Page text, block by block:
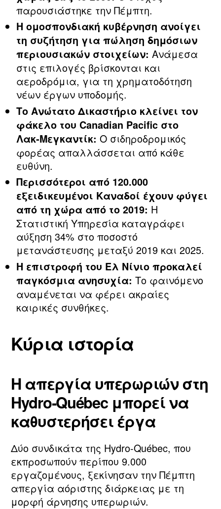
παρουσιάστηκε την Πέμπτη.
Η ομοσπονδιακή κυβέρνηση ανοίγει
τη συζήτηση για πώληση δημόσιων
περιουσιακών στοιχείων: Ανάμεσα
στις επιλογές βρίσκονται και
αεροδρόμια, για τη χρηματοδότηση
νέων έργων υποδομής.
Το Ανώτατο Δικαστήριο κλείνει τον
φάκελο του Canadian Pacific στο
Λακ‑Μεγκαντίκ: Ο σιδηροδρομικός
φορέας απαλλάσσεται από κάθε
ευθύνη.
Περισσότεροι από 120.000
εξειδικευμένοι Καναδοί έχουν φύγει
από τη χώρα από το 2019: Η
Στατιστική Υπηρεσία καταγράφει
αύξηση 34% στο ποσοστό
μετανάστευσης μεταξύ 2019 και 2025.
Η επιστροφή του Ελ Νίνιο προκαλεί
παγκόσμια ανησυχία: Το φαινόμενο
αναμένεται να φέρει ακραίες
καιρικές συνθήκες.
Κύρια ιστορία
Η απεργία υπερωριών στη
Hydro‑Québec μπορεί να
καθυστερήσει έργα
Δύο συνδικάτα της Hydro‑Québec, που
εκπροσωπούν περίπου 9.000
εργαζομένους, ξεκίνησαν την Πέμπτη
απεργία αόριστης διάρκειας με τη
μορφή άρνησης υπερωριών.